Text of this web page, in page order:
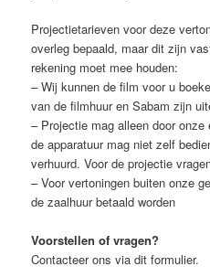
Projectietarieven voor deze
overleg bepaald, maar dit zijn
rekening moet mee houden:
– Wij kunnen de film voor u
van de filmhuur en Sabam zijn
– Projectie mag alleen door
de apparatuur mag niet zelf
verhuurd. Voor de projectie
– Voor vertoningen buiten onze
de zaalhuur betaald worden
Voorstellen of vragen?
Contacteer ons via dit formulier.